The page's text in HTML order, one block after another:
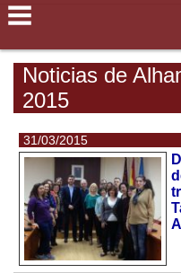
Noticias de
2015
31/03/2015